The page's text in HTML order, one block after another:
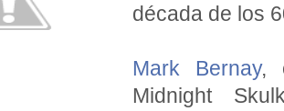
década de los
Mark Bernay,
Midnight